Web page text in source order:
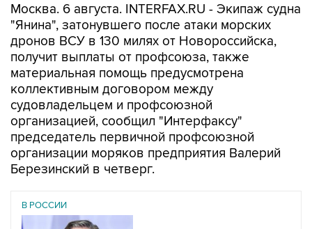
Москва. 6 августа. INTERFAX.RU - Экипаж судна
"Янина", затонувшего после атаки морских
дронов ВСУ в 130 милях от Новороссийска,
получит выплаты от профсоюза, также
материальная помощь предусмотрена
коллективным договором между
судовладельцем и профсоюзной
организацией, сообщил "Интерфаксу"
председатель первичной профсоюзной
организации моряков предприятия Валерий
Березинский в четверг.
В РОССИИ